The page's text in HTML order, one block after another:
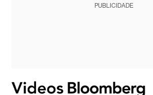
PUBLICIDADE